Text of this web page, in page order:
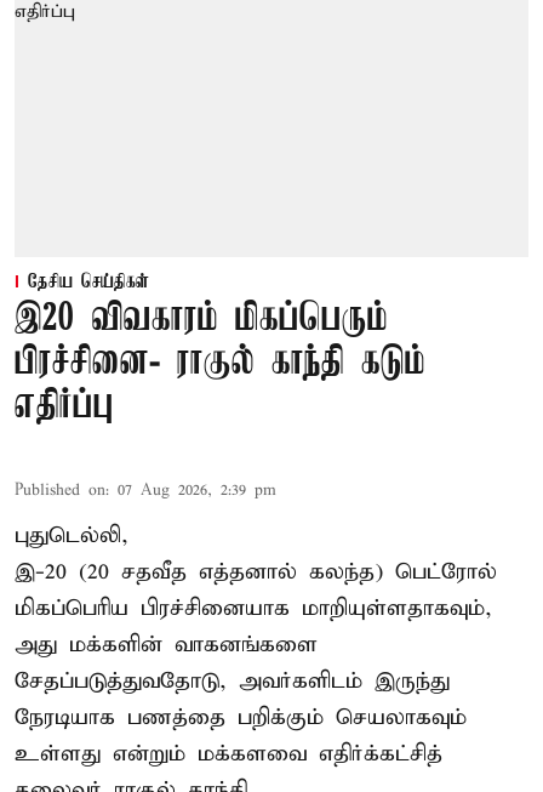
தேசிய செய்திகள்
இ20 விவகாரம் மிகப்பெரும்
பிரச்சினை- ராகுல் காந்தி கடும்
எதிர்ப்பு
Published on: 07 Aug 2026, 2:39 pm
புதுடெல்லி,
இ-20 (20 சதவீத எத்தனால் கலந்த) பெட்ரோல்
மிகப்பெரிய பிரச்சினையாக மாறியுள்ளதாகவும்,
அது மக்களின் வாகனங்களை
சேதப்படுத்துவதோடு, அவர்களிடம் இருந்து
நேரடியாக பணத்தை பறிக்கும் செயலாகவும்
உள்ளது என்றும் மக்களவை எதிர்க்கட்சித்